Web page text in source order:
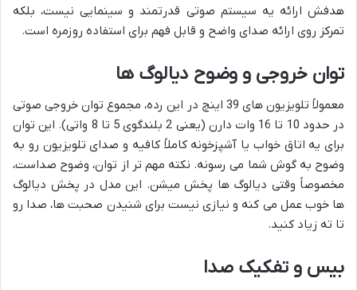
هدفش ارائه یه سیستم صوتی قدرتمند و سینمایی نیست، بلکه
تمرکز روی ارائه صدای واضح و قابل فهم برای استفاده روزمره است.
توان خروجی و وضوح دیالوگ ها
معمولاً تلویزیون های 39 اینچ در این رده، مجموع توان خروجی صوتی
در حدود 10 تا 16 وات دارن (یعنی 2 بلندگوی 5 تا 8 واتی). این توان
برای یه اتاق خواب یا آشپزخونه کاملاً کافیه و صدای تلویزیون رو به
وضوح به گوش شما می رسونه. نکته مهم تر از توان، وضوح صداست،
مخصوصاً وقتی دیالوگ ها پخش میشن. این مدل در پخش دیالوگ
ها خوب عمل می کنه و نیازی نیست برای شنیدن صحبت ها، صدا رو
تا ته زیاد کنید.
بیس و تفکیک صدا